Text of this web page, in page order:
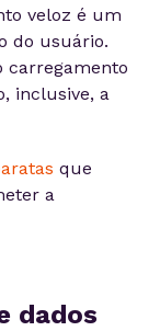
veloz é um
do usuário.
carregamento
inclusive, a
que
a
dados